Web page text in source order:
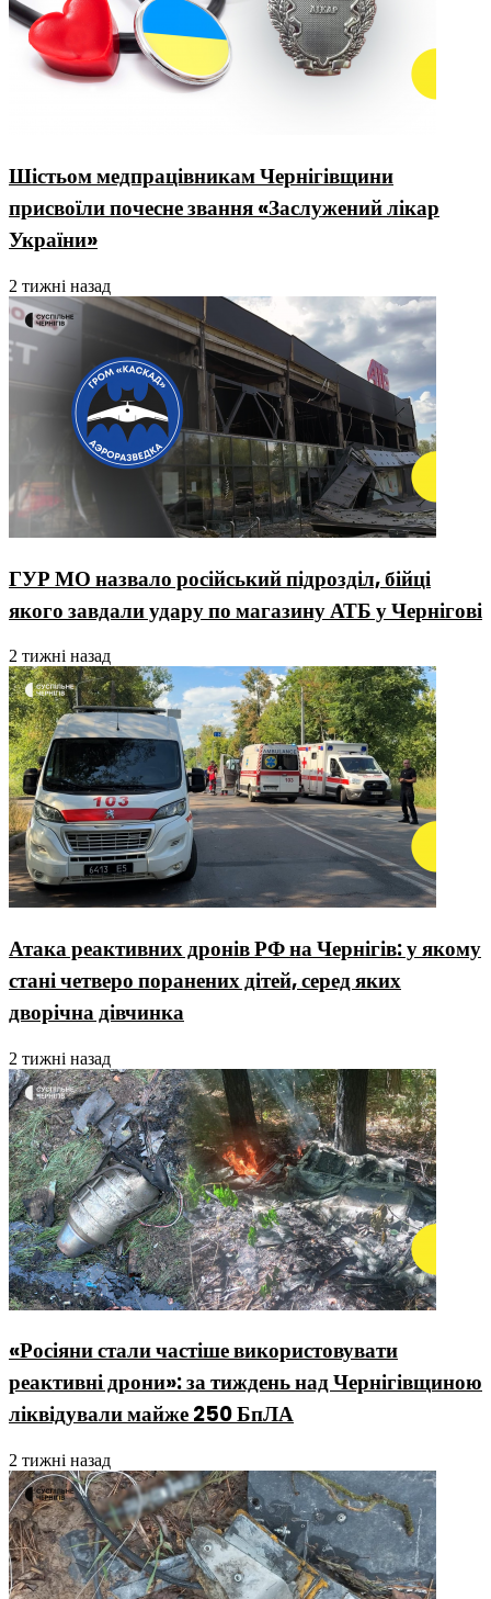
Шістьом медпрацівникам Чернігівщини
присвоїли почесне звання «Заслужений лікар
України»
2 тижні назад
ГУР МО назвало російський підрозділ, бійці
якого завдали удару по магазину АТБ у Чернігові
2 тижні назад
Атака реактивних дронів РФ на Чернігів: у якому
стані четверо поранених дітей, серед яких
дворічна дівчинка
2 тижні назад
«Росіяни стали частіше використовувати
реактивні дрони»: за тиждень над Чернігівщиною
ліквідували майже 250 БпЛА
2 тижні назад